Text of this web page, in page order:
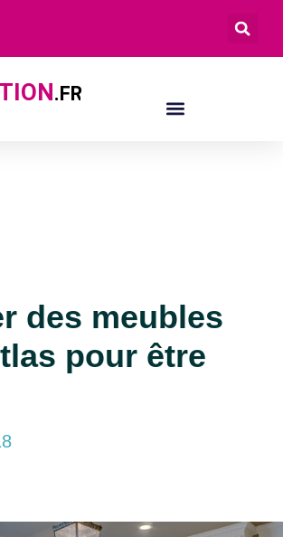
.FR
des meubles
pour être